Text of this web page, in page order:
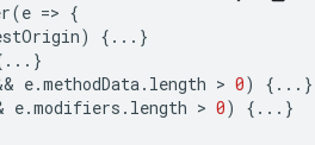
(e => {
)
{...}
e.methodData. length > 0)
{...}
e.modifiers . length > 0)
{...}